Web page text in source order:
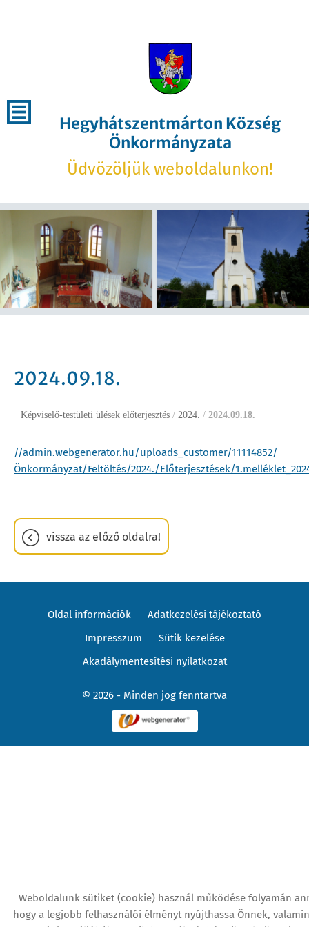
Hegyhátszentmárton Község
Önkormányzata
Üdvözöljük weboldalunkon!
2024.09.18.
Képviselő-testületi ülések előterjesztés / 2024. / 2024.09.18.
//admin.webgenerator.hu/uploads_customer/11114852/
Önkormányzat/Feltöltés/2024./Előterjesztések/
vissza az előző oldalra!
© 2026 - Minden jog fenntartva
Oldal információk
Adatkezelési tájékoztató
Impresszum
Sütik kezelése
Akadálymentesítési nyilatkozat
Weboldalunk sütiket (cookie) használ működése folyamán
hogy a legjobb felhasználói élményt nyújthassa Önnek,